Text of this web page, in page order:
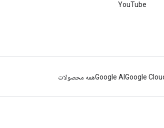
YouTube
Google
Google AIهمه محصولات